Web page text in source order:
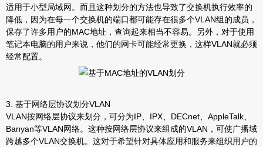
适用于小型局域网。而且这种划分的方法也导致了交换机执行效率的
降低，因为在每一个交换机的端口都可能存在很多个VLAN组的成员，
保存了许多用户的MAC地址，查询起来相当不容易。另外，对于使用
笔记本电脑的用户来说，他们的网卡可能经常更换，这样VLAN就必须
经常配置。
3. 基于网络层协议划分VLAN
VLAN按网络层协议来划分，可分为IP、IPX、DECnet、AppleTalk、
Banyan等VLAN网络。这种按网络层协议来组成的VLAN，可使广播域
跨越多个VLAN交换机。这对于希望针对具体应用和服务来组织用户的